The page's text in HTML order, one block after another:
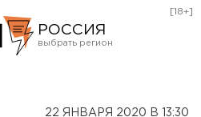
РОССИЯ
[18+]
22 ЯНВАРЯ 2020 В 13:30